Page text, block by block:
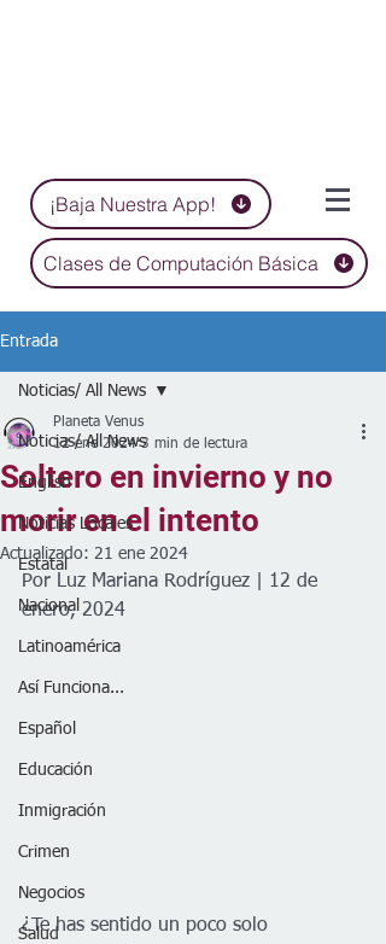
¡Baja Nuestra App!
Clases de Computación Básica
Entrada
Noticias/ All News
English
Noticias Locales
Estatal
Nacional
Latinoamérica
Así Funciona...
Español
Educación
Inmigración
Crimen
Negocios
Salud
Noticias/ All News
Soltero en invierno y no
morir en el intento
Planeta Venus
12 ene 2024 3 min de lectura
Actualizado: 21 ene 2024
Por Luz Mariana Rodríguez | 12 de
enero, 2024
¿Te has sentido un poco solo